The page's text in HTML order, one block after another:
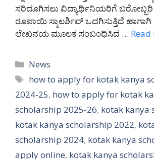
ಸರಿದೂಗಿಸಲು ವಿದ್ಯಾರ್ಥಿನಿಯರಿಗೆ ಬರೋಬ್ಬರಿ
ರೂಪಾಯಿ ಸ್ಕಾಲರ್ಶಿಪ್ ಒದಗಿಸುತ್ತಿದೆ
ಲೇಖನಯ ಮೂಲಕ ಸಂಬಂಧಿಸಿದ …
Categories
News
Tags
how to apply for kotak kanya
2024-25, how to apply for kotak
scholarship 2025-26, kotak kanya
kotak kanya scholarship 2022,
scholarship 2024, kotak kanya
apply online, kotak kanya